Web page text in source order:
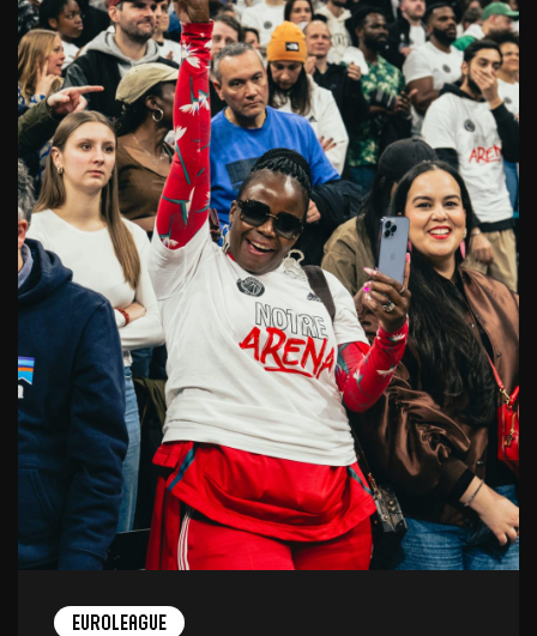
EuroLeague